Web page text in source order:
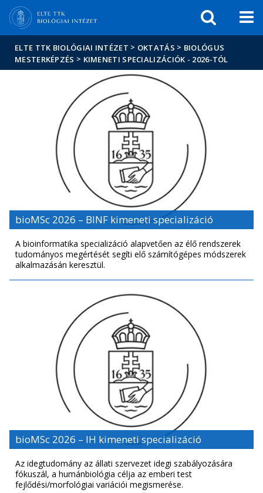
sajtóban
ELTE TTK BIOLÓGIAI INTÉZET > OKTATÁS > BIOLÓGUS
MESTERKÉPZÉS > KIMENETI SPECIALIZÁCIÓK - 2026-TÓL
bioMSc 2026 – BINF kimeneti specializáció
A bioinformatika specializáció alapvetően az élő rendszerek
tudományos megértését segíti elő számítógépes módszerek
alkalmazásán keresztül.
bioMSc 2026 – IH kimeneti specializáció
Az idegtudomány az állati szervezet idegi szabályozására
fókuszál, a humánbiológia célja az emberi test
fejlődési/morfoló­giai variációi megismerése.